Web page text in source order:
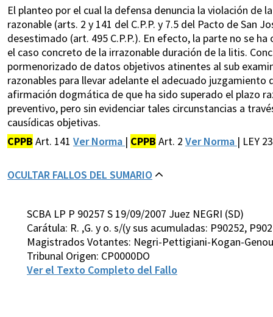
El planteo por el cual la defensa denuncia la violación
razonable (arts. 2 y 141 del C.P.P. y 7.5 del Pacto de San
desestimado (art. 495 C.P.P.). En efecto, la parte no se
el caso concreto de la irrazonable duración de la litis.
pormenorizado de datos objetivos atinentes al sub
razonables para llevar adelante el adecuado juzgamiento
afirmación dogmática de que ha sido superado el plazo
preventivo, pero sin evidenciar tales circunstancias a
causídicas objetivas.
CPPB Art. 141 Ver Norma | CPPB Art. 2 Ver Norma | LEY
OCULTAR FALLOS DEL SUMARIO
SCBA LP P 90257 S 19/09/2007 Juez NEGRI (SD)
Carátula: R. ,G. y o. s/(y sus acumuladas: P90252,
Magistrados Votantes: Negri-Pettigiani-Kogan-
Tribunal Origen: CP0000DO
Ver el Texto Completo del Fallo